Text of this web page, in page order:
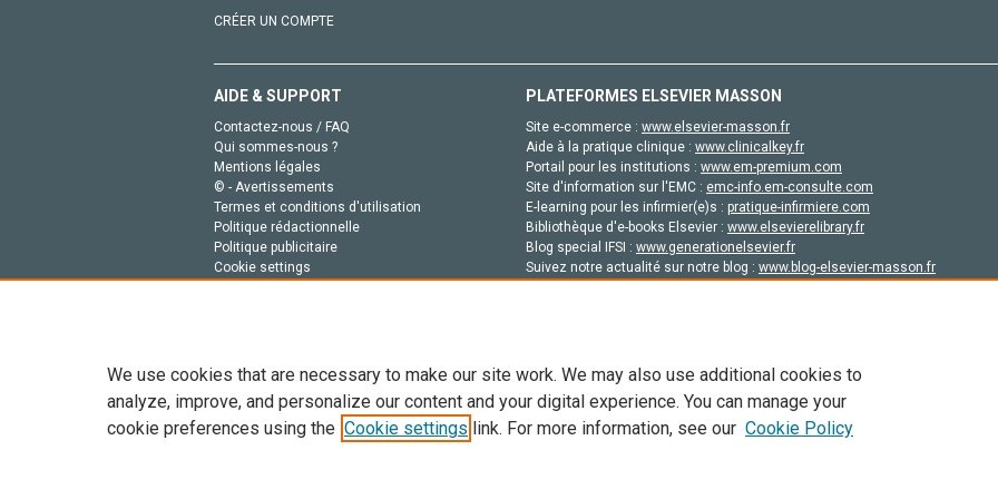
CRÉER UN COMPTE
AIDE & SUPPORT
Contactez-nous / FAQ
Qui sommes-nous ?
Mentions légales
© - Avertissements
Termes et conditions d'utilisation
Politique rédactionnelle
Politique publicitaire
Cookie settings
PLATEFORMES ELSEVIER MASSON
Site e-commerce : www.elsevier-masson.fr
Aide à la pratique clinique : www.clinicalkey.fr
Portail pour les institutions : www.em-premium.com
Site d'information sur l'EMC : emc-info.em-consulte.com
E-learning pour les infirmier(e)s : pratique-infirmiere.com
Bibliothèque d'e-books Elsevier : www.elsevierelibrary.fr
Blog special IFSI : www.generationelsevier.fr
Suivez notre actualité sur notre blog : www.blog-elsevier-masson.fr
Tout le contenu de ce site: Copyright © 2026 Elsevier, ses concédants de licence et ses contributeurs. Tout les droits sont réservés,
de données, a la formation en IA et aux technologies similaires. Pour tout contenu en libre accès, les conditions de licence
We use cookies that are necessary to make our site work. We may also use additional cookies to
analyze, improve, and personalize our content and your digital experience. You can manage your
cookie preferences using the Cookie settings link. For more information, see our Cookie Policy